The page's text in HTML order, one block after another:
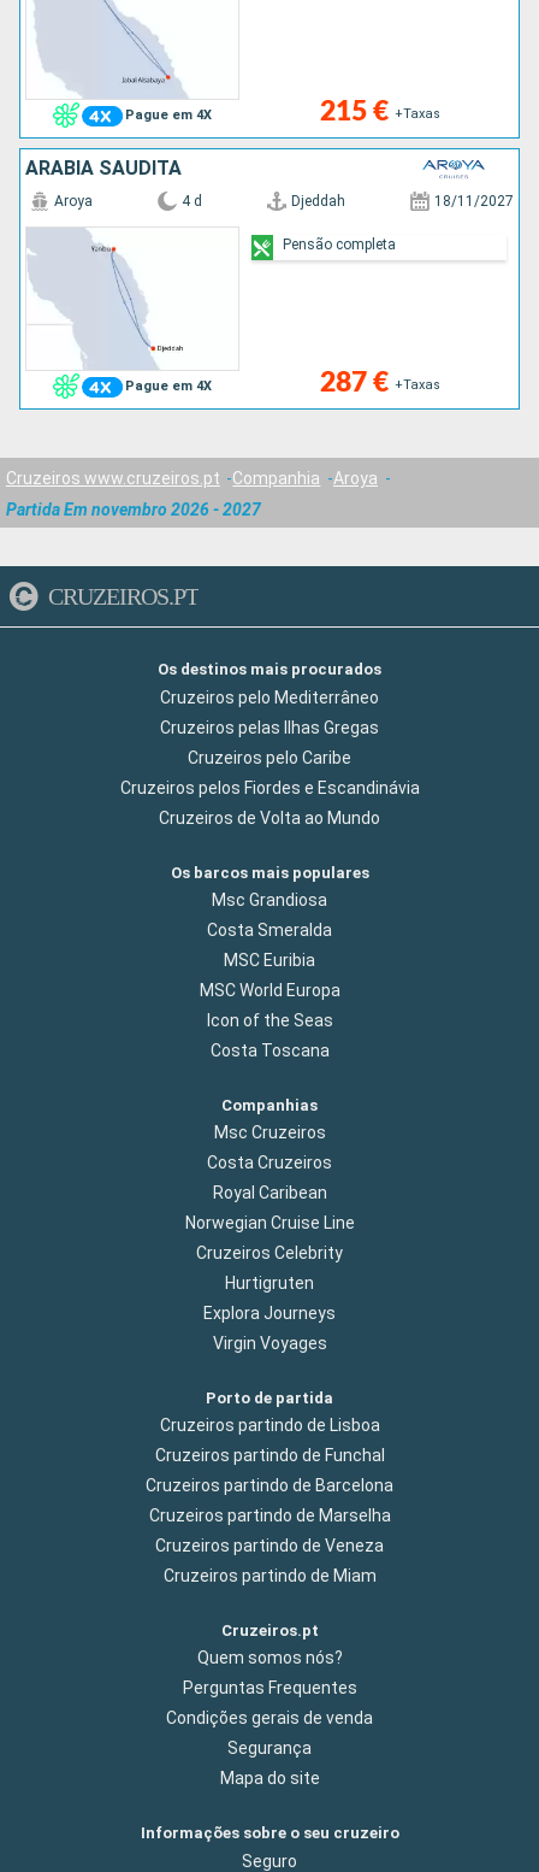
Pague em 4X 215 € +Taxas
ARABIA SAUDITA
Pague em 4X
Aroya 4 d Djeddah 18/11/2027
287 € +Taxas
Pensão completa
Cruzeiros www.cruzeiros.pt Companhia
Aroya
Partida Em novembro 2026 - 2027
CRUZEIROS.PT
Os destinos mais procurados
Cruzeiros pelo Mediterrâneo
Cruzeiros pelas Ilhas Gregas
Cruzeiros pelo Caribe
Cruzeiros pelos Fiordes e Escandinávia
Cruzeiros de Volta ao Mundo
Os barcos mais populares
Msc Grandiosa
Costa Smeralda
MSC Euribia
MSC World Europa
Icon of the Seas
Costa Toscana
Companhias
Msc Cruzeiros
Costa Cruzeiros
Royal Caribean
Norwegian Cruise Line
Cruzeiros Celebrity
Hurtigruten
Explora Journeys
Virgin Voyages
Porto de partida
Cruzeiros partindo de Lisboa
Cruzeiros partindo de Funchal
Cruzeiros partindo de Barcelona
Cruzeiros partindo de Marselha
Cruzeiros partindo de Veneza
Cruzeiros partindo de Miam
Cruzeiros.pt
Quem somos nós?
Perguntas Frequentes
Condições gerais de venda
Segurança
Mapa do site
Informações sobre o seu cruzeiro
Seguro